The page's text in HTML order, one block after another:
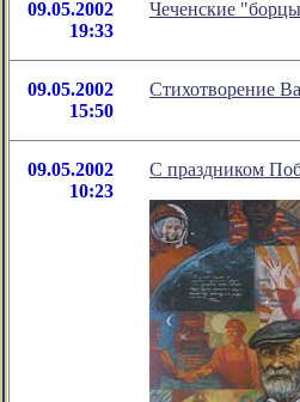
09.05.2002
19:33
Чеченские
09.05.2002
15:50
Стихотворение
09.05.2002
10:23
С праздником